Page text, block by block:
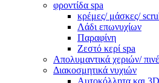
φροντίδα spa
κρέμες/ μάσκες/
Λάδι επωνυχίων
Παραφίνη
Ζεστό κερί spa
Απολυμαντικά χεριών/
Διακοσμητικά νυχιών
Αυτοκόλλητα και 3D